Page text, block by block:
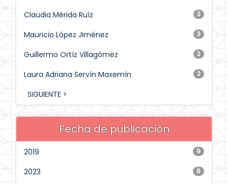
3
Claudia Mérida Ruíz
3
Mauricio López Jiménez
2
Guillermo Ortíz Villagómez
2
Laura Adriana Servín Maxemín
SIGUIENTE >
Fecha de publicación
9
2019
8
2023